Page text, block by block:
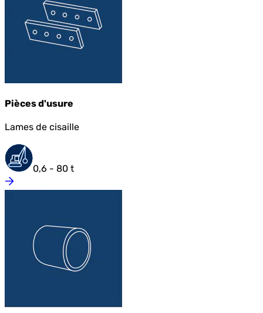
Pièces d'usure
Lames de cisaille
0,6 - 80 t